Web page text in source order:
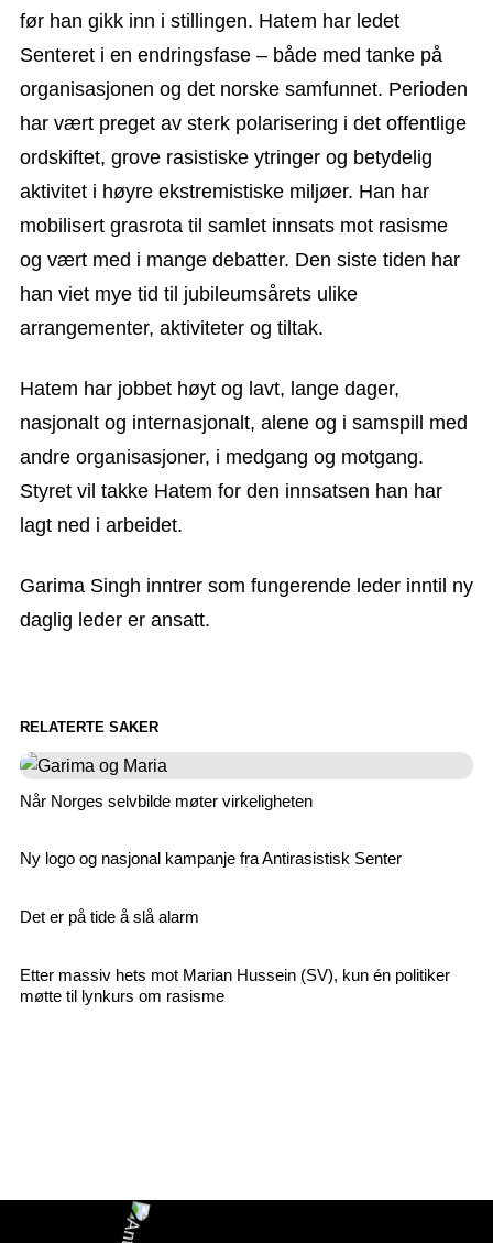
før han gikk inn i stillingen. Hatem har ledet
Senteret i en endringsfase – både med tanke på
organisasjonen og det norske samfunnet. Perioden
har vært preget av sterk polarisering i det offentlige
ordskiftet, grove rasistiske ytringer og betydelig
aktivitet i høyre ekstremistiske miljøer. Han har
mobilisert grasrota til samlet innsats mot rasisme
og vært med i mange debatter. Den siste tiden har
han viet mye tid til jubileumsårets ulike
arrangementer, aktiviteter og tiltak.
Hatem har jobbet høyt og lavt, lange dager,
nasjonalt og internasjonalt, alene og i samspill med
andre organisasjoner, i medgang og motgang.
Styret vil takke Hatem for den innsatsen han har
lagt ned i arbeidet.
Garima Singh inntrer som fungerende leder inntil ny
daglig leder er ansatt.
RELATERTE SAKER
Når Norges selvbilde møter virkeligheten
Ny logo og nasjonal kampanje fra Antirasistisk Senter
Det er på tide å slå alarm
Etter massiv hets mot Marian Hussein (SV), kun én politiker
møtte til lynkurs om rasisme